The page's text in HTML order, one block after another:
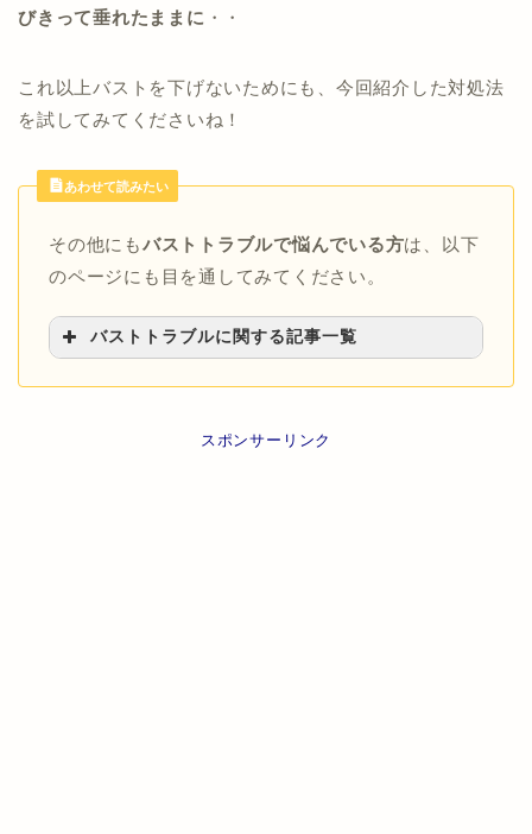
びきって垂れたままに ・・
これ以上バストを下げないためにも、今回紹介した対処法
を試してみてくださいね！
あわせて読みたい
その他にもバストトラブルで悩んでいる方は、以下
のページにも目を通してみてください。
バストトラブルに関する記事一覧
>>胸が小さくなる原因と元に戻す方法
スポンサーリンク